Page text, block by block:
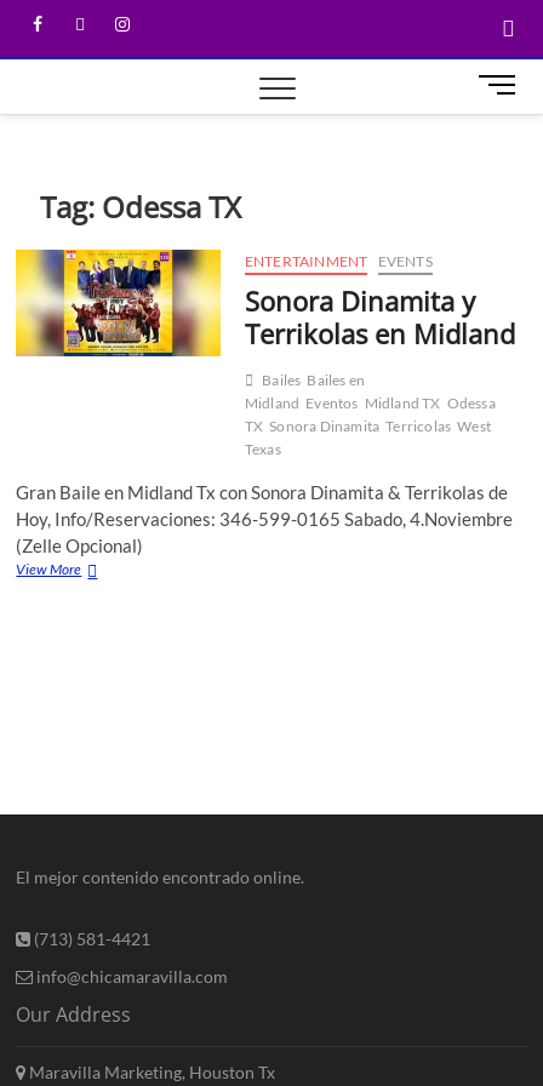
M
e
n
Tag: Odessa TX
ENTERTAINMENT EVENTS
Sonora Dinamita y
Terrikolas en Midland
Bailes Bailes en
Midland Eventos Midland TX Odessa
TX Sonora Dinamita Terricolas West
Texas
Gran Baile en Midland Tx con Sonora Dinamita & Terrikolas de
Hoy, Info/Reservaciones: 346-599-0165 Sabado, 4.Noviembre
(Zelle Opcional)
View More
El mejor contenido encontrado online.
(713) 581-4421
info@chicamaravilla.com
Our Address
Maravilla Marketing, Houston Tx